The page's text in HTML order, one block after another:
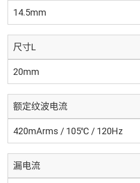
14.5mm
尺寸L
20mm
额定纹波电流
420mArms / 105℃ / 120Hz
漏电流